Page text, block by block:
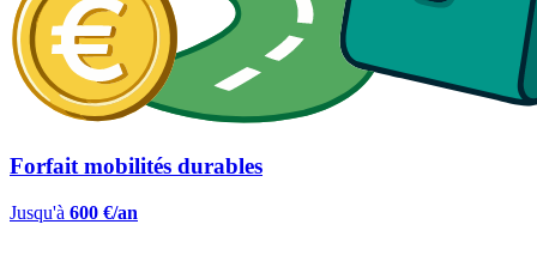
Forfait mobilités durables
Jusqu'à 600 €/an